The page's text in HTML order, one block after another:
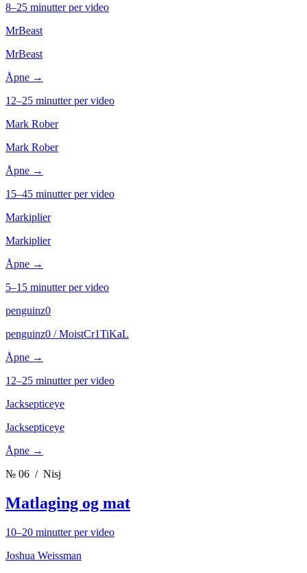
8–25 minutter per video
MrBeast
MrBeast
Åpne →
12–25 minutter per video
Mark Rober
Mark Rober
Åpne →
15–45 minutter per video
Markiplier
Markiplier
Åpne →
5–15 minutter per video
penguinz0
penguinz0 / MoistCr1TiKaL
Åpne →
12–25 minutter per video
Jacksepticeye
Jacksepticeye
Åpne →
№ 06 / Nisj
Matlaging og mat
10–20 minutter per video
Joshua Weissman